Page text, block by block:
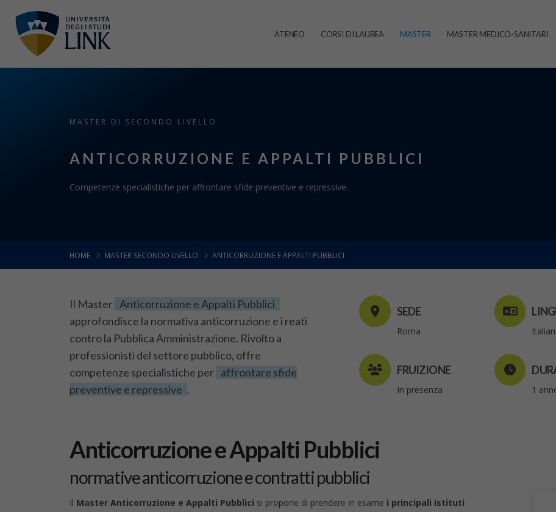
ATENEO CORSI DI LAUREA MASTER MASTER MEDICO-SANITARI
MASTER DI SECONDO LIVELLO
ANTICORRUZIONE E APPALTI PUBBLICI
Competenze specialistiche per affrontare sfide preventive e repressive.
HOME MASTER SECONDO LIVELLO ANTICORRUZIONE E APPALTI PUBBLICI
Il Master Anticorruzione e Appalti Pubblici
approfondisce la normativa anticorruzione e i reati
contro la Pubblica Amministrazione. Rivolto a
professionisti del settore pubblico, offre
competenze specialistiche per affrontare sfide
preventive e repressive .
SEDE
Roma
FRUIZIONE
In presenza 1
Anticorruzione e Appalti Pubblici
normative anticorruzione e contratti pubblici
Il Master Anticorruzione e Appalti Pubblici si propone di prendere in esame i principali istituti